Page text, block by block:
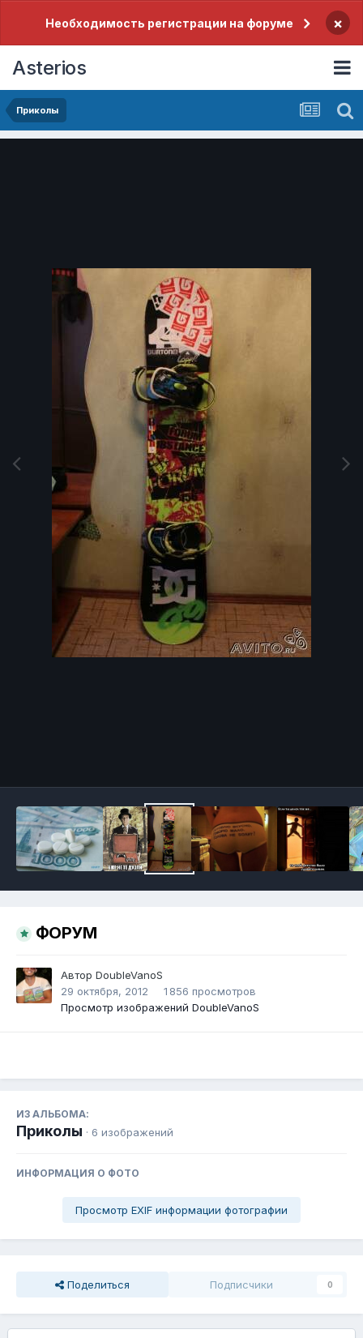
Необходимость регистрации на форуме ×
Asterios
Приколы
ФОРУМ
Автор DoubleVanoS
29 октября, 2012
1 856 просмотров
Просмотр изображений DoubleVanoS
ИЗ АЛЬБОМА:
Приколы · 6 изображений
ИНФОРМАЦИЯ О ФОТО
Просмотр EXIF информации фотографии
Поделиться Подписчики 0